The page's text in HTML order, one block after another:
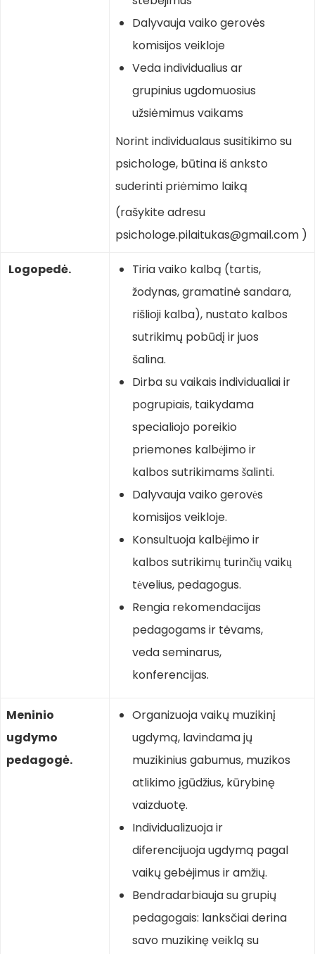
Dalyvauja vaiko gerovės
komisijos veikloje
Veda individualius ar
grupinius ugdomuosius
užsiėmimus vaikams
Norint individualaus susitikimo su
psichologe, būtina iš anksto
suderinti priėmimo laiką
(rašykite adresu
psichologe.pilaitukas@gmail.com )
Logopedė.
Tiria vaiko kalbą (tartis,
žodynas, gramatinė sandara,
rišlioji kalba), nustato kalbos
sutrikimų pobūdį ir juos
šalina.
Dirba su vaikais individualiai ir
pogrupiais, taikydama
specialiojo poreikio
priemones kalbėjimo ir
kalbos sutrikimams šalinti.
Dalyvauja vaiko gerovės
komisijos veikloje.
Konsultuoja kalbėjimo ir
kalbos sutrikimų turinčių vaikų
tėvelius, pedagogus.
Rengia rekomendacijas
pedagogams ir tėvams,
veda seminarus,
konferencijas.
Meninio
ugdymo
pedagogė.
Organizuoja vaikų muzikinį
ugdymą, lavindama jų
muzikinius gabumus, muzikos
atlikimo įgūdžius, kūrybinę
vaizduotę.
Individualizuoja ir
diferencijuoja ugdymą pagal
vaikų gebėjimus ir amžių.
Bendradarbiauja su grupių
pedagogais: lanksčiai derina
savo muzikinę veiklą su